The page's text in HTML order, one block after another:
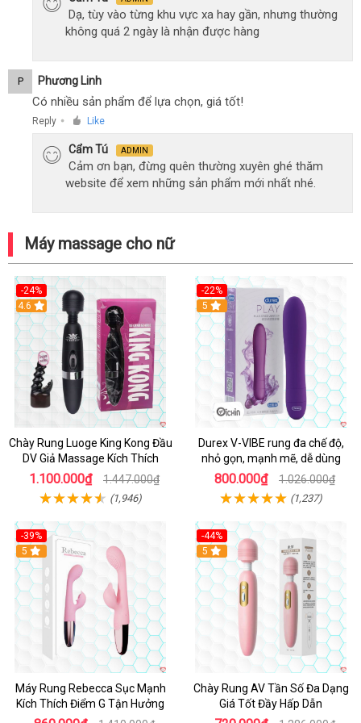
Dạ, tùy vào từng khu vực xa hay gần, nhưng thường
không quá 2 ngày là nhận được hàng
P Phương Linh
Có nhiều sản phẩm để lựa chọn, giá tốt!
Reply ● Like
Cẩm Tú ADMIN
Cảm ơn bạn, đừng quên thường xuyên ghé thăm
website để xem những sản phẩm mới nhất nhé.
Máy massage cho nữ
-24%
4.6
Chày Rung Luoge King Kong Đầu
DV Giả Massage Kích Thích
1.100.000₫ 1.447.000₫
(1,946)
-22%
Hot
5
Durex V-VIBE rung đa chế độ,
nhỏ gọn, mạnh mẽ, dễ dùng
800.000₫ 1.026.000₫
(1,237)
-39%
Hot
5
Máy Rung Rebecca Sục Mạnh
Kích Thích Điểm G Tận Hưởng
-44%
Hot
5
Chày Rung AV Tần Số Đa Dạng
Giá Tốt Đầy Hấp Dẫn